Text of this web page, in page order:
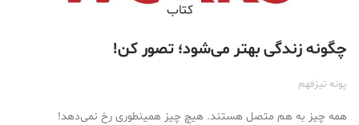
کتاب
چگونه زندگی بهتر می‌شود؛ تصور کن!
پونه تیزفهم
همه چیز به هم متصل هستند. هیچ چیز همینطوری رخ نمی‌دهد!